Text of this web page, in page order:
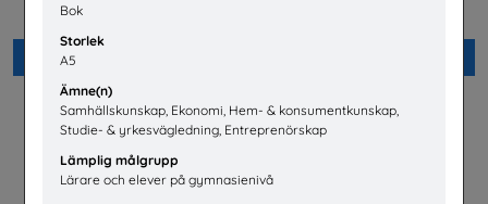
Bok
Storlek
A5
Ämne(n)
Samhällskunskap, Ekonomi, Hem- & konsumentkunskap,
Studie- & yrkesvägledning, Entreprenörskap
Lämplig målgrupp
Lärare och elever på gymnasienivå
Utbildningsnämnd